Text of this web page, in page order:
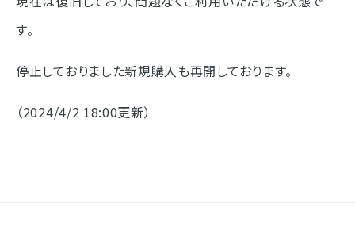
す。
停止しておりました新規購入も再開しております。
（2024/4/2 18:00更新）